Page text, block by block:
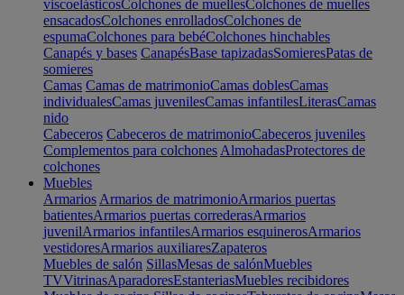
viscoelásticosColchones de muellesColchones de muelles
ensacadosColchones enrolladosColchones de
espumaColchones para bebéColchones hinchables
Canapés y bases CanapésBase tapizadasSomieresPatas de
somieres
Camas Camas de matrimonioCamas doblesCamas
individualesCamas juvenilesCamas infantilesLiterasCamas
nido
Cabeceros Cabeceros de matrimonioCabeceros juveniles
Complementos para colchones AlmohadasProtectores de
colchones
Muebles
Armarios Armarios de matrimonioArmarios puertas
batientesArmarios puertas correderasArmarios
juvenilArmarios infantilesArmarios esquinerosArmarios
vestidoresArmarios auxiliaresZapateros
Muebles de salón SillasMesas de salónMuebles
TVVitrinasAparadoresEstanteriasMuebles recibidores